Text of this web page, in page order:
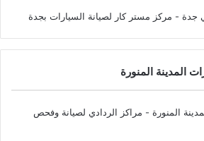
جدة - مركز مستر كار لصيانة السيارات بجدة
المدينة المنورة
المنورة - مراكز الردادي لصيانة وفحص